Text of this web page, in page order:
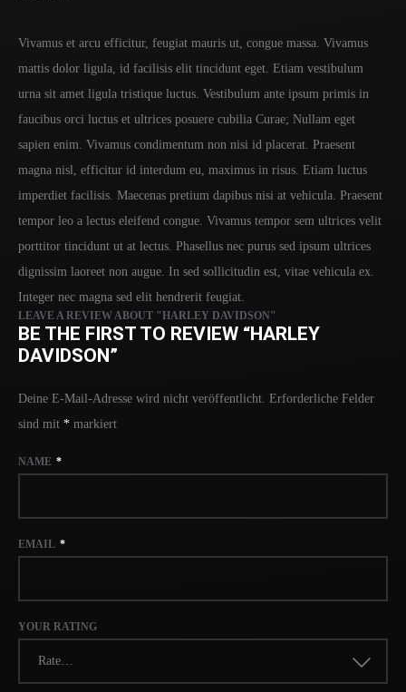
Vivamus et arcu efficitur, feugiat mauris ut, congue massa. Vivamus
mattis dolor ligula, id facilisis elit tincidunt eget. Etiam vestibulum
urna sit amet ligula tristique luctus. Vestibulum ante ipsum primis in
faucibus orci luctus et ultrices posuere cubilia Curae; Nullam eget
sapien enim. Vivamus condimentum non nisi id placerat. Praesent
magna nisl, efficitur id interdum eu, maximus in risus. Etiam luctus
imperdiet facilisis. Maecenas pretium dapibus nisi at vehicula. Praesent
tempor leo a lectus eleifend congue. Vivamus tempor sem ultrices velit
porttitor tincidunt ut at lectus. Phasellus nec purus sed ipsum ultrices
dignissim laoreet non augue. In sed sollicitudin est, vitae vehicula ex.
Integer nec magna sed elit hendrerit feugiat.
LEAVE A REVIEW ABOUT "HARLEY DAVIDSON"
BE THE FIRST TO REVIEW “HARLEY
DAVIDSON”
Deine E-Mail-Adresse wird nicht veröffentlicht. Erforderliche Felder
sind mit * markiert
NAME *
EMAIL *
YOUR RATING
Rate…